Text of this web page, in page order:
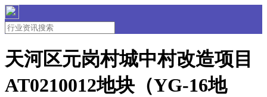
天河区元岗村城中村改造项目
AT0210012地块（YG-16地